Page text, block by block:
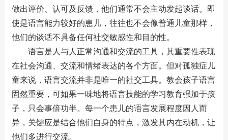
做出评价、认可及反馈，他们通常不会主动发起谈话。即
使是语言能力较好的患儿，往往也不会像普通儿童那样，
他们的谈话不具备任何社交敏感性和目的性。
语言是人与人正常沟通和交流的工具，其重要性表现
在社会沟通、交流和情绪表达的各个方面。但对孤独症儿
童来说，语言交流并非是唯一的社交工具。教会孩子语言
固然重要，可如果一味地将语言技能的学习教育强加于孩
子，只会事倍功半。每一个患儿的语言发展程度因人而
异，关键应是结合他们自身的特点，激发其内在动机，让
他们多进行交流。